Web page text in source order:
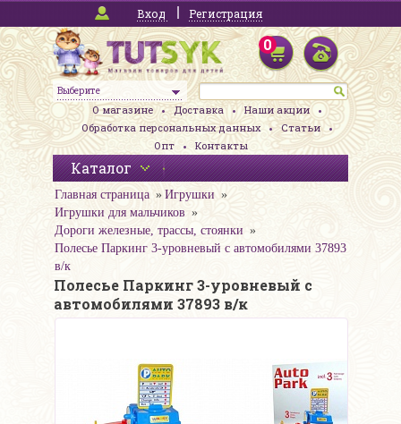
Вход Регистрация
Выберите
0
О магазине Доставка
Наши акции
Обработка персональных данных
Статьи
Опт
Контакты
Каталог
Главная страница
Игрушки
Игрушки для мальчиков
Дороги железные, трассы, стоянки
Полесье Паркинг 3-уровневый с автомобилями 37893
в/к
Полесье Паркинг 3-уровневый с
автомобилями 37893 в/к